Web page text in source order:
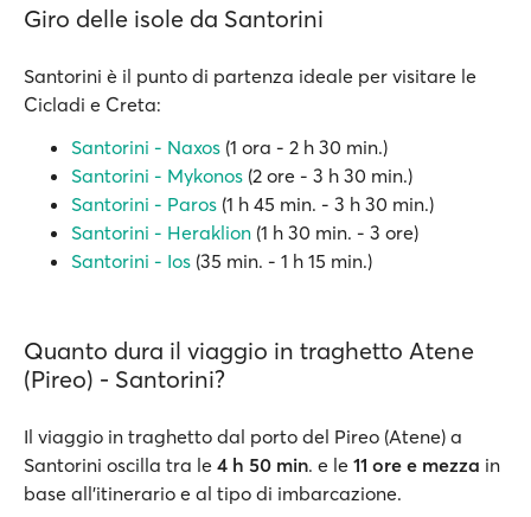
Giro delle isole da Santorini
Santorini è il punto di partenza ideale per visitare le
Cicladi e Creta:
Santorini - Naxos (1 ora - 2 h 30 min.)
Santorini - Mykonos (2 ore - 3 h 30 min.)
Santorini - Paros (1 h 45 min. - 3 h 30 min.)
Santorini - Heraklion (1 h 30 min. - 3 ore)
Santorini - Ios (35 min. - 1 h 15 min.)
Quanto dura il viaggio in traghetto Atene
(Pireo) - Santorini?
Il viaggio in traghetto dal porto del Pireo (Atene) a
Santorini oscilla tra le 4 h 50 min. e le 11 ore e mezza in
base all'itinerario e al tipo di imbarcazione.